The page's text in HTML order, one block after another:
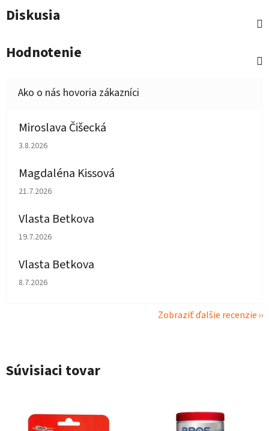
Diskusia
Hodnotenie
Miroslava Čišecká
Hodnotenie obchodu je 1 z 5 hviezdičiek.
3.8.2026
Magdaléna Kissová
Hodnotenie obchodu je 5 z 5 hviezdičiek.
21.7.2026
Vlasta Betkova
Hodnotenie obchodu je 5 z 5 hviezdičiek.
19.7.2026
Vlasta Betkova
Hodnotenie obchodu je 4 z 5 hviezdičiek.
8.7.2026
Zobraziť ďalšie recenzie
Súvisiaci tovar